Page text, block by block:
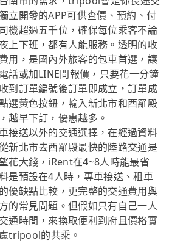
立開發的APP可供查價、預約、付
機超過五千位，確保每位乘客不論
上下班，都有人能服務。透明的收
用，是國內外旅客的包車首選，讓
話或加LINE問報價，只要花一分鐘
到訂單編號後訂單即成立，訂單成
選黃色按鈕，輸入新北市和西羅殿
越早下訂，優惠越多。
接送以外的交通選擇，在經過資料
新北市去西羅殿最快的陸路交通是
花大錢，iRent在4~8人時能最省
是預設在4人時，專車接送、租車
優缺點比較，更完整的交通費用與
的常見問題。但假如只有自己一人
通時間，來換取便利到府且價格實
tripool的共乘。